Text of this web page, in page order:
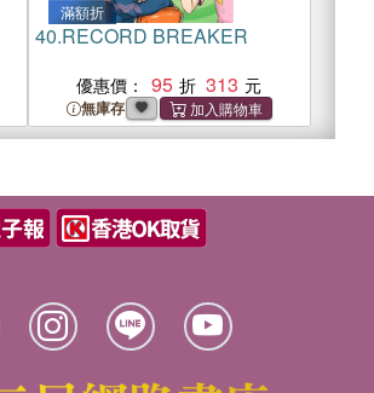
滿額折
40.RECORD BREAKER
優惠價： 95 313
無庫存